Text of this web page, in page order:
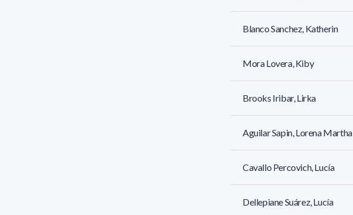
Blanco Sanchez, Katherin
Mora Lovera, Kiby
Brooks Iribar, Lirka
Aguilar Sapin, Lorena Martha
Cavallo Percovich, Lucía
Dellepiane Suárez, Lucía